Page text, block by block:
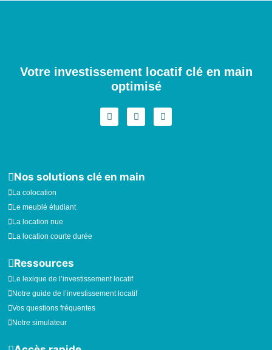
Votre investissement locatif clé en main
optimisé
n
s
m
a
c
i
n
Nos solutions clé en main
La colocation
Le meublé étudiant
La location nue
La location courte durée
Ressources
Le lexique de l’investissement locatif
Notre guide de l’investissement locatif
Vos questions fréquentes
Notre simulateur